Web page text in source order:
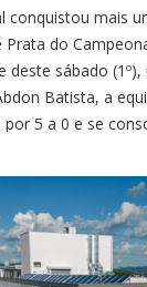
conquistou mais
Prata do
deste sábado (1º),
Batista, a
por 5 a 0 e se
por Matheus